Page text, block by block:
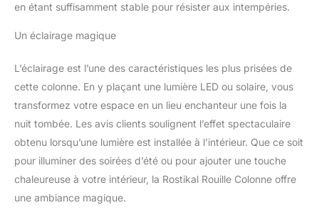
en étant suffisamment stable pour résister aux intempéries.
Un éclairage magique
L’éclairage est l’une des caractéristiques les plus prisées de
cette colonne. En y plaçant une lumière LED ou solaire, vous
transformez votre espace en un lieu enchanteur une fois la
nuit tombée. Les avis clients soulignent l’effet spectaculaire
obtenu lorsqu’une lumière est installée à l’intérieur. Que ce soit
pour illuminer des soirées d’été ou pour ajouter une touche
chaleureuse à votre intérieur, la Rostikal Rouille Colonne offre
une ambiance magique.